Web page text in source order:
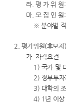
라. 평 가 위 원
마. 모 집 인
※ 분야별
2. 평가위원(후보
가. 자격요건
1) 국가 및
2) 정부투자
3) 대학의
4) 1년 이상